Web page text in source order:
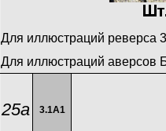
Для иллюстраций реверса
Для иллюстраций аверсов
25а 3.1А1